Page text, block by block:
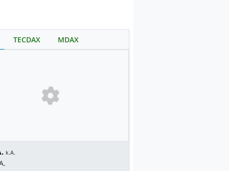
TECDAX MDAX
k.A.